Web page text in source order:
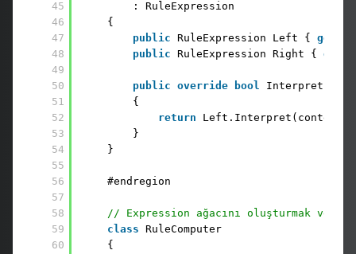
45
46
47
48
49
50
51
52
53
54
55
56
57
58
59
60
: RuleExpression
{
public RuleExpression Left { get
public RuleExpression Right { get
public override bool
{
return
}
}
#endregion
// Expression ağacını oluşturmak ve
class RuleComputer
{